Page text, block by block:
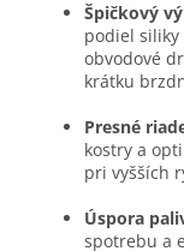
Špičkový
podiel siliky
obvodové
krátku
Presné
kostry a
pri vyšších
Úspora
spotrebu a